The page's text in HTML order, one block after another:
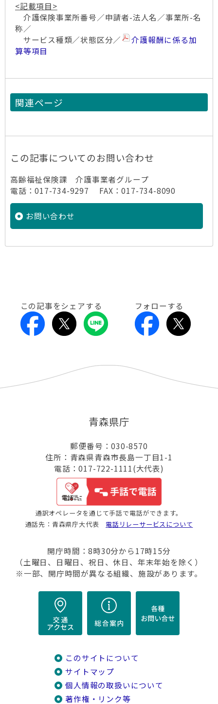
<記載項目>
介護保険事業所番号／申請者-法人名／事業所-名
称／
サービス種類／状態区分／
介護報酬に係る加
算等項目
関連ページ
この記事についてのお問い合わせ
高齢福祉保険課 介護事業者グループ
電話：017-734-9297 FAX：017-734-8090
お問い合わせ
この記事をシェアする フォローする
青森県庁
郵便番号：030-8570
住所：青森県青森市長島一丁目1-1
電話：017-722-1111(大代表)
通訳オペレータを通じて手話で電話ができます。
通話先：青森県庁大代表 電話リレーサービスについて
開庁時間：8時30分から17時15分
（土曜日、日曜日、祝日、休日、年末年始を除く）
※一部、開庁時間が異なる組織、施設があります。
このサイトについて
サイトマップ
個人情報の取扱いについて
著作権・リンク等